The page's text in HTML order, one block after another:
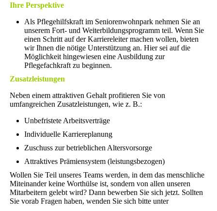
Ihre Perspektive
Als Pflegehilfskraft im Seniorenwohnpark nehmen Sie an
unserem Fort- und Weiterbildungsprogramm teil. Wenn Sie
einen Schritt auf der Karriereleiter machen wollen, bieten
wir Ihnen die nötige Unterstützung an. Hier sei auf die
Möglichkeit hingewiesen eine Ausbildung zur
Pflegefachkraft zu beginnen.
Zusatzleistungen
Neben einem attraktiven Gehalt profitieren Sie von
umfangreichen Zusatzleistungen, wie z. B.:
Unbefristete Arbeitsverträge
Individuelle Karriereplanung
Zuschuss zur betrieblichen Altersvorsorge
Attraktives Prämiensystem (leistungsbezogen)
Wollen Sie Teil unseres Teams werden, in dem das menschliche
Miteinander keine Worthülse ist, sondern von allen unseren
Mitarbeitern gelebt wird? Dann bewerben Sie sich jetzt. Sollten
Sie vorab Fragen haben, wenden Sie sich bitte unter